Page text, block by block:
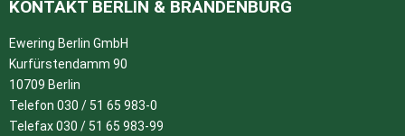
KONTAKT BERLIN & BRANDENBURG
Ewering Berlin GmbH
Kurfürstendamm 90
10709 Berlin
Telefon 030 / 51 65 983-0
Telefax 030 / 51 65 983-99